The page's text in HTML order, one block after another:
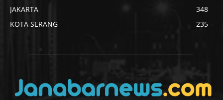
JAKARTA
348
KOTA SERANG
235